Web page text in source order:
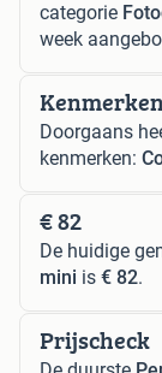
categorie
week
Doorgaans
kenmerken:
€ 82
De huidige
mini is € 82.
Prijscheck